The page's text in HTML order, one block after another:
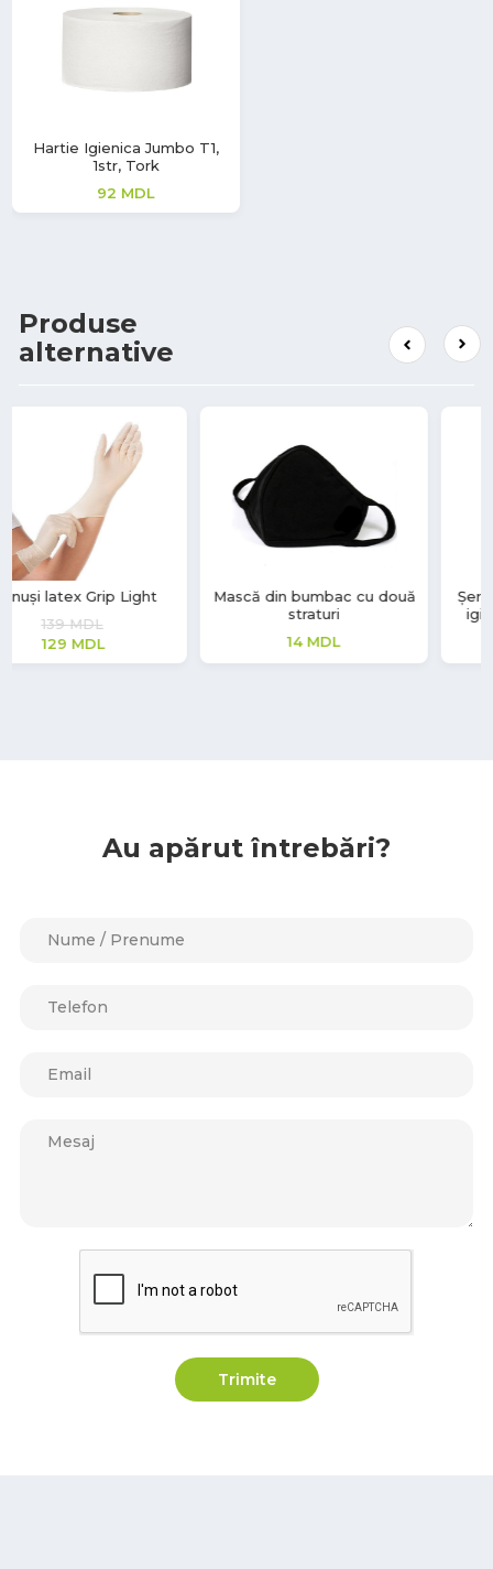
Hartie Igienica Jumbo T1,
1str, Tork
92 MDL
Produse
alternative
Mască din bumbac cu două
14
Șervețele umede cu efect
igienizant și de curățare
28
Au apărut întrebări?
Trimite